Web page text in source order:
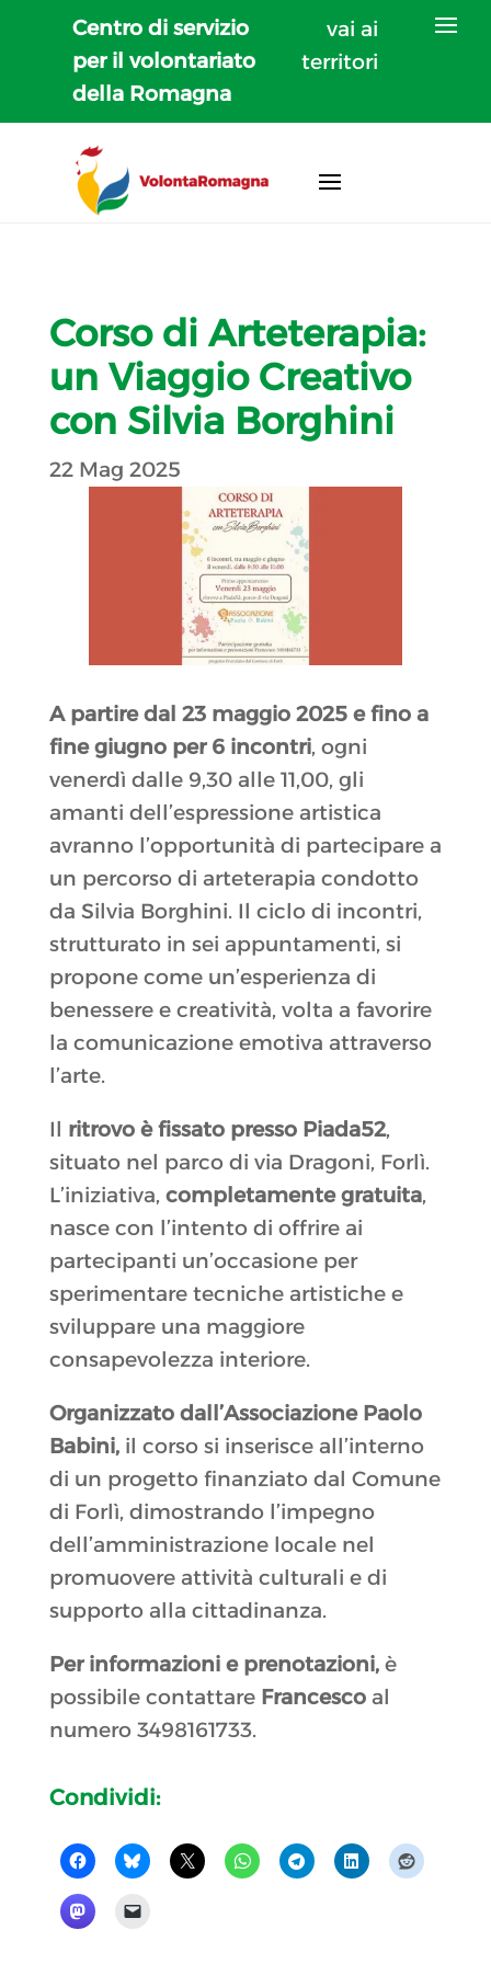
Centro di servizio
per il volontariato
della Romagna
vai ai
territori
Corso di Arteterapia:
un Viaggio Creativo
con Silvia Borghini
22 Mag 2025
A partire dal 23 maggio 2025 e fino a
fine giugno per 6 incontri, ogni
venerdì dalle 9,30 alle 11,00, gli
amanti dell’espressione artistica
avranno l’opportunità di partecipare a
un percorso di arteterapia condotto
da Silvia Borghini. Il ciclo di incontri,
strutturato in sei appuntamenti, si
propone come un’esperienza di
benessere e creatività, volta a favorire
la comunicazione emotiva attraverso
l’arte.
Il ritrovo è fissato presso Piada52,
situato nel parco di via Dragoni, Forlì.
L’iniziativa, completamente gratuita,
nasce con l’intento di offrire ai
partecipanti un’occasione per
sperimentare tecniche artistiche e
sviluppare una maggiore
consapevolezza interiore.
Organizzato dall’Associazione Paolo
Babini,il corso si inserisce all’interno
di un progetto finanziato dal Comune
di Forlì, dimostrando l’impegno
dell’amministrazione locale nel
promuovere attività culturali e di
supporto alla cittadinanza.
Per informazioni e prenotazioni,è
possibile contattare Francescoal
numero 3498161733.
Condividi: